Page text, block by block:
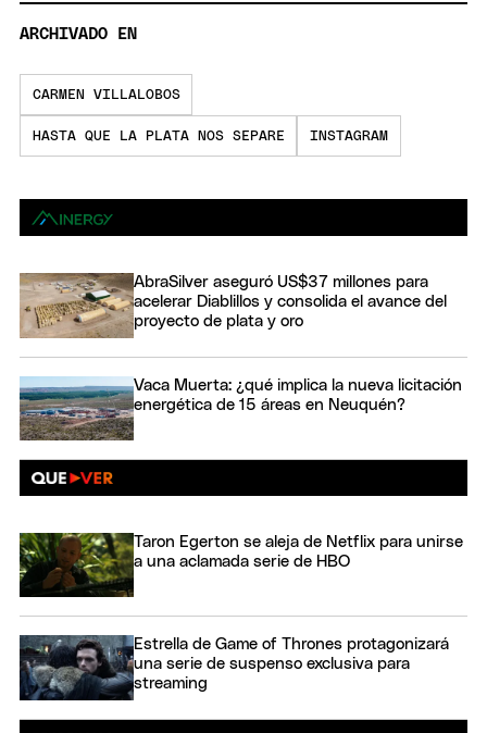
ARCHIVADO EN
CARMEN VILLALOBOS
HASTA QUE LA PLATA NOS SEPARE INSTAGRAM
AbraSilver aseguró US$37 millones para
acelerar Diablillos y consolida el avance del
proyecto de plata y oro
Vaca Muerta: ¿qué implica la nueva licitación
energética de 15 áreas en Neuquén?
Taron Egerton se aleja de Netflix para unirse
a una aclamada serie de HBO
Estrella de Game of Thrones protagonizará
una serie de suspenso exclusiva para
streaming